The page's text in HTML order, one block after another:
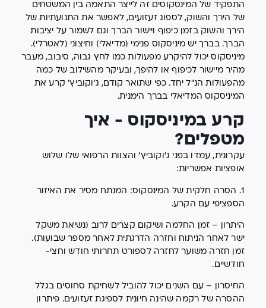
התפקיד של המינסקוסים זה לייצר התאמה בין המשטחים
של הירך והשוק, לספוג זעזועים, לאפשר את התנועתיות של
הירך והשוק בזמן כיפוף ויישור הברך וגם לשמור על יציבות
הברך. בברך יש מיניסקוס פנימי (מדיאלי) וחיצוני (לאטרלי).
מיניסקוס יכול להיקרע מפעולות כמו לחץ גבוה, סיבוב, מעבר
מהיר מיישור לכיפוף או להיפך, ובעיקר מהשילוב של כמה
מהפעולות הנ"ל יחד. כפי שתואר קודם, ג'וקוביץ' קרע את
המיניסקוס המדיאלי בברך הימנית.
קרע במיניסקוס - איך
מטפלים?
עקרונית, עמדו בפני ג'וקוביץ' והצוות הרפואי שלו שלוש
אופציות אפשריות:
1. הסרה חלקית של המינסקוס: המנתח מסיר את האיזור
הספציפי עם הקרע.
היתרון – זמן החלמה ושיקום קצרים לרוב (נשיאת משקל
ישר לאחר הניתוח וחזרה הדרגתית לאחר מספר שבועות).
זמן חזרה משוער לחזרה לספורט תחרותי חודש וחצי-
חודשיים.
החיסרון – עם השנים יכול להוביל לשחיקת סחוסים בגלל
ההסרה של רקמה שהינה חיונית לספיגת זעזועים. פיתרון